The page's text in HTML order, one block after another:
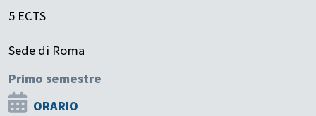
5 ECTS
Sede di Roma
Primo semestre
ORARIO